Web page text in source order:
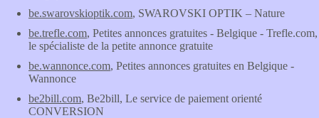
be.swarovskioptik.com, SWAROVSKI OPTIK – Nature
be.trefle.com, Petites annonces gratuites - Belgique - Trefle.com,
le spécialiste de la petite annonce gratuite
be.wannonce.com, Petites annonces gratuites en Belgique -
Wannonce
be2bill.com, Be2bill, Le service de paiement orienté
CONVERSION